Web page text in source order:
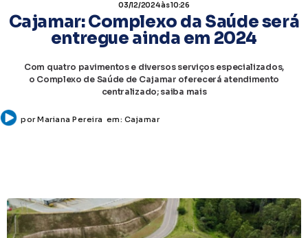
03/12/2024às 10:26
Cajamar: Complexo da Saúde será
entregue ainda em 2024
Com quatro pavimentos e diversos serviços especializados,
o Complexo de Saúde de Cajamar oferecerá atendimento
centralizado; saiba mais
porMariana Pereira em: Cajamar